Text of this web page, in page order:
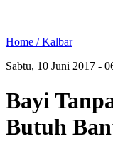
Home /Kalbar
Sabtu, 10 Juni 2017 -
Bayi
Butuh